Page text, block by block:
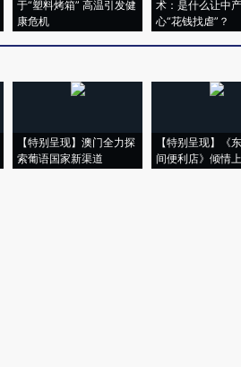
于“塑料烤箱” 高温引发健
康危机
术：是什么让中
心“花钱找虐”？
【特别呈现】澳门全力探
索葡语国家新渠道
【特别呈现】《
间便利店》倾情